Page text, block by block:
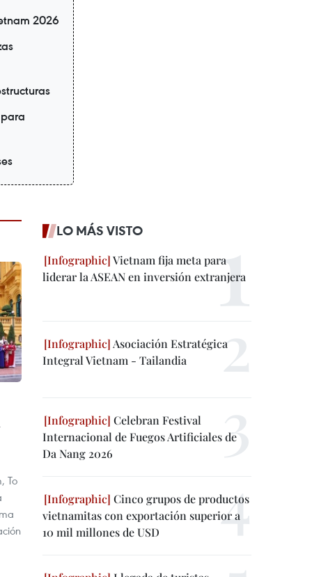
2026
To
LO MÁS VISTO
Vietnam fija meta para
liderar la ASEAN en inversión extranjera
Asociación Estratégica
Integral Vietnam - Tailandia
Celebran Festival
Internacional de Fuegos Artificiales de
Da Nang 2026
Cinco grupos de productos
vietnamitas con exportación superior a
10 mil millones de USD